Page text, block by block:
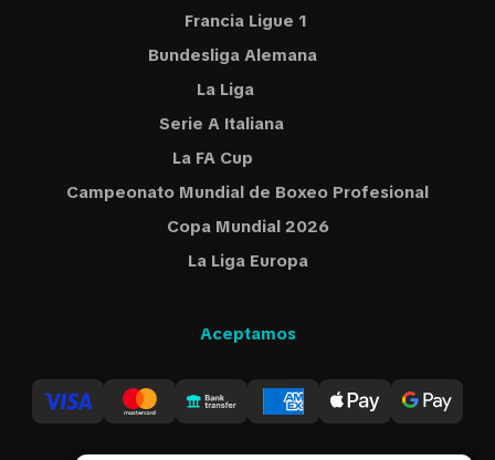
Francia Ligue 1
Bundesliga Alemana
La Liga
Serie A Italiana
La FA Cup
Campeonato Mundial de Boxeo Profesional
Copa Mundial 2026
La Liga Europa
Aceptamos